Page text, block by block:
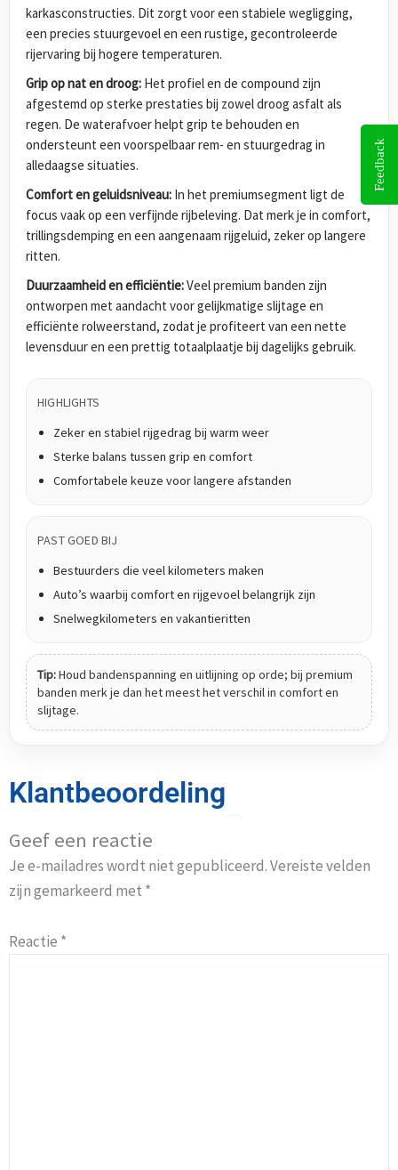
karkasconstructies. Dit zorgt voor een stabiele wegligging,
een precies stuurgevoel en een rustige, gecontroleerde
rijervaring bij hogere temperaturen.
Grip op nat en droog: Het profiel en de compound zijn
afgestemd op sterke prestaties bij zowel droog asfalt als
regen. De waterafvoer helpt grip te behouden en
ondersteunt een voorspelbaar rem- en stuurgedrag in
alledaagse situaties.
Comfort en geluidsniveau: In het premiumsegment ligt de
focus vaak op een verfijnde rijbeleving. Dat merk je in comfort,
trillingsdemping en een aangenaam rijgeluid, zeker op langere
ritten.
Duurzaamheid en efficiëntie:Veel premium banden zijn
ontworpen met aandacht voor gelijkmatige slijtage en
efficiënte rolweerstand, zodat je profiteert van een nette
levensduur en een prettig totaalplaatje bij dagelijks gebruik.
HIGHLIGHTS
Zeker en stabiel rijgedrag bij warm weer
Sterke balans tussen grip en comfort
Comfortabele keuze voor langere afstanden
PAST GOED BIJ
Bestuurders die veel kilometers maken
Auto’s waarbij comfort en rijgevoel belangrijk zijn
Snelwegkilometers en vakantieritten
Tip:Houd bandenspanning en uitlijning op orde; bij premium
banden merk je dan het meest het verschil in comfort en
slijtage.
Klantbeoordeling
Geef een reactie
Je e-mailadres wordt niet gepubliceerd.Vereiste velden
zijn gemarkeerd met *
Reactie *
Feedback